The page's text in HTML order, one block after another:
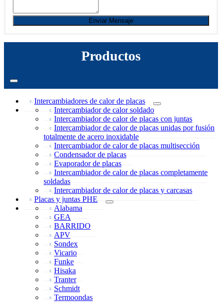
Enviar Mensaje
Productos
Intercambiadores de calor de placas
Intercambiador de calor soldado
Intercambiador de calor de placas con juntas
Intercambiador de calor de placas unidas por fusión
totalmente de acero inoxidable
Intercambiador de calor de placas multisección
Condensador de placas
Evaporador de placas
Intercambiador de calor de placas completamente
soldadas
Intercambiador de calor de placas y carcasas
Placas y juntas PHE
Alabama
GEA
BARRIDO
APV
Sondex
Vicario
Funke
Hisaka
Tranter
Schmidt
Termoondas